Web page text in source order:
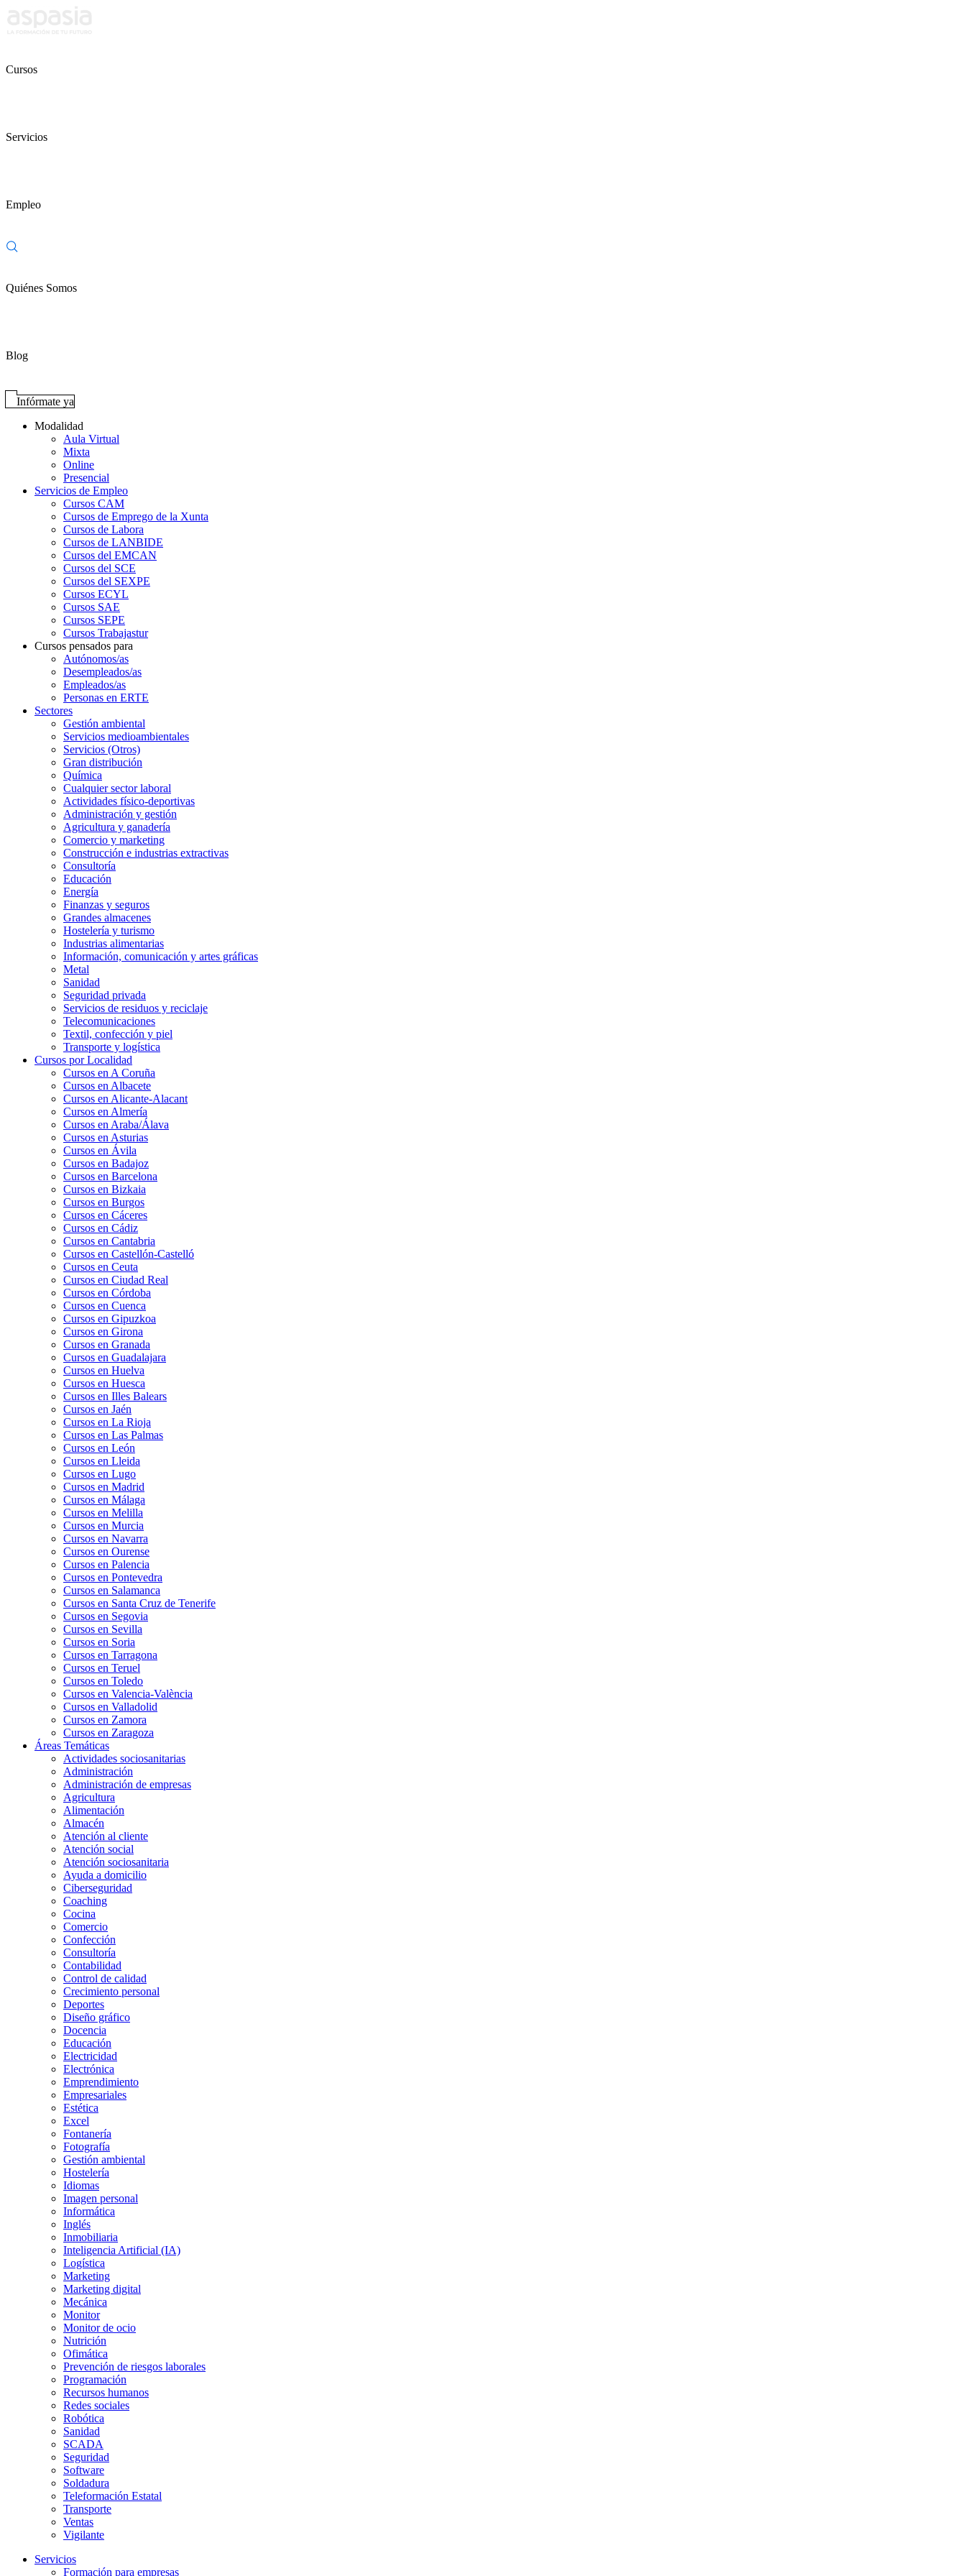
Cursos
Servicios
Empleo
Quiénes Somos
Blog
Infórmate ya
Modalidad
Aula Virtual
Mixta
Online
Presencial
Servicios de Empleo
Cursos CAM
Cursos de Emprego de la Xunta
Cursos de Labora
Cursos de LANBIDE
Cursos del EMCAN
Cursos del SCE
Cursos del SEXPE
Cursos ECYL
Cursos SAE
Cursos SEPE
Cursos Trabajastur
Cursos pensados para
Autónomos/as
Desempleados/as
Empleados/as
Personas en ERTE
Sectores
Gestión ambiental
Servicios medioambientales
Servicios (Otros)
Gran distribución
Química
Cualquier sector laboral
Actividades físico-deportivas
Administración y gestión
Agricultura y ganadería
Comercio y marketing
Construcción e industrias extractivas
Consultoría
Educación
Energía
Finanzas y seguros
Grandes almacenes
Hostelería y turismo
Industrias alimentarias
Información, comunicación y artes gráficas
Metal
Sanidad
Seguridad privada
Servicios de residuos y reciclaje
Telecomunicaciones
Textil, confección y piel
Transporte y logística
Cursos por Localidad
Cursos en A Coruña
Cursos en Albacete
Cursos en Alicante-Alacant
Cursos en Almería
Cursos en Araba/Álava
Cursos en Asturias
Cursos en Ávila
Cursos en Badajoz
Cursos en Barcelona
Cursos en Bizkaia
Cursos en Burgos
Cursos en Cáceres
Cursos en Cádiz
Cursos en Cantabria
Cursos en Castellón-Castelló
Cursos en Ceuta
Cursos en Ciudad Real
Cursos en Córdoba
Cursos en Cuenca
Cursos en Gipuzkoa
Cursos en Girona
Cursos en Granada
Cursos en Guadalajara
Cursos en Huelva
Cursos en Huesca
Cursos en Illes Balears
Cursos en Jaén
Cursos en La Rioja
Cursos en Las Palmas
Cursos en León
Cursos en Lleida
Cursos en Lugo
Cursos en Madrid
Cursos en Málaga
Cursos en Melilla
Cursos en Murcia
Cursos en Navarra
Cursos en Ourense
Cursos en Palencia
Cursos en Pontevedra
Cursos en Salamanca
Cursos en Santa Cruz de Tenerife
Cursos en Segovia
Cursos en Sevilla
Cursos en Soria
Cursos en Tarragona
Cursos en Teruel
Cursos en Toledo
Cursos en Valencia-València
Cursos en Valladolid
Cursos en Zamora
Cursos en Zaragoza
Áreas Temáticas
Actividades sociosanitarias
Administración
Administración de empresas
Agricultura
Alimentación
Almacén
Atención al cliente
Atención social
Atención sociosanitaria
Ayuda a domicilio
Ciberseguridad
Coaching
Cocina
Comercio
Confección
Consultoría
Contabilidad
Control de calidad
Crecimiento personal
Deportes
Diseño gráfico
Docencia
Educación
Electricidad
Electrónica
Emprendimiento
Empresariales
Estética
Excel
Fontanería
Fotografía
Gestión ambiental
Hostelería
Idiomas
Imagen personal
Informática
Inglés
Inmobiliaria
Inteligencia Artificial (IA)
Logística
Marketing
Marketing digital
Mecánica
Monitor
Monitor de ocio
Nutrición
Ofimática
Prevención de riesgos laborales
Programación
Recursos humanos
Redes sociales
Robótica
Sanidad
SCADA
Seguridad
Software
Soldadura
Teleformación Estatal
Transporte
Ventas
Vigilante
Servicios
Formación para empresas